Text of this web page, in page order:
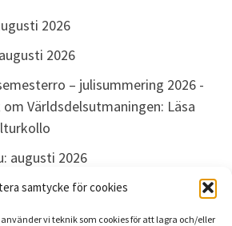
samtycke för cookies
använder vi teknik som cookies för att lagra och/eller
2026
2026
– julisummering 2026 -
om Världsdelsutmaningen: Läsa
augusti 2026
nu: augusti 2026